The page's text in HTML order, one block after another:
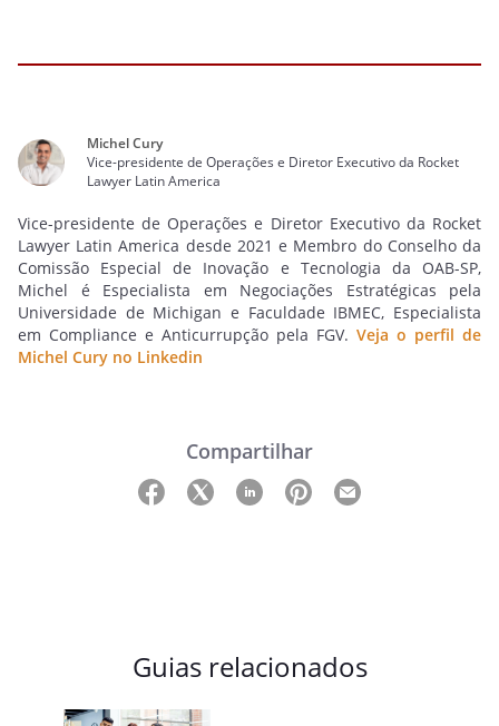
Michel Cury
Vice-presidente de Operações e Diretor Executivo da Rocket
Lawyer Latin America
Vice-presidente de Operações e Diretor Executivo da Rocket
Lawyer Latin America desde 2021 e Membro do Conselho da
Comissão Especial de Inovação e Tecnologia da OAB-SP,
Michel é Especialista em Negociações Estratégicas pela
Universidade de Michigan e Faculdade IBMEC, Especialista
em Compliance e Anticurrupção pela FGV. Veja o perfil de
Michel Cury no Linkedin
Compartilhar
Guias relacionados